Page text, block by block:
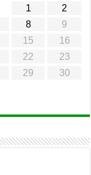
1
2
8
9
15
16
22
23
29
30